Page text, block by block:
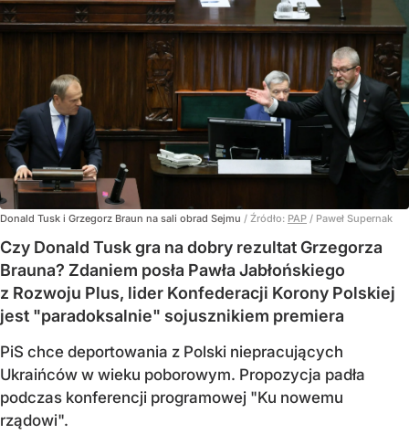
Donald Tusk i Grzegorz Braun na sali obrad Sejmu / Źródło: PAP / Paweł Supernak
Czy Donald Tusk gra na dobry rezultat Grzegorza
Brauna? Zdaniem posła Pawła Jabłońskiego
z Rozwoju Plus, lider Konfederacji Korony Polskiej
jest "paradoksalnie" sojusznikiem premiera
PiS chce deportowania z Polski niepracujących
Ukraińców w wieku poborowym. Propozycja padła
podczas konferencji programowej "Ku nowemu
rządowi".